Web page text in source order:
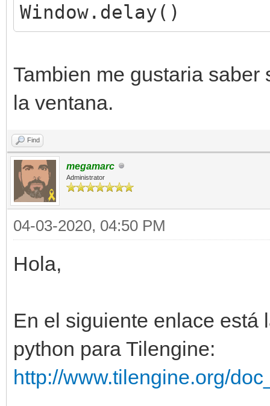
Window.delay()
Tambien me gustaria
la ventana.
Find
megamarc
Administrator
04-03-2020, 04:50 PM
Hola,
En el siguiente enlace está
python para Tilengine:
http://www.tilengine.org/